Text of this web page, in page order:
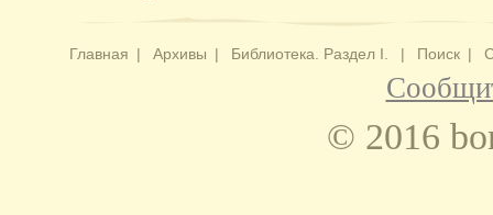
Главная | Архивы | Библиотека. Раздел I. | Поиск |
© 2016